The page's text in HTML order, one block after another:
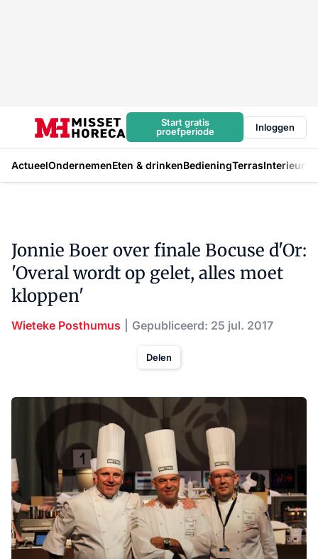
Start gratis
proefperiode
Inloggen
ActueelOndernemenEten & drinkenBedieningTerrasInterieur
Jonnie Boer over finale Bocuse d'Or:
'Overal wordt op gelet, alles moet
kloppen'
Wieteke Posthumus Gepubliceerd: 25 jul. 2017
Delen